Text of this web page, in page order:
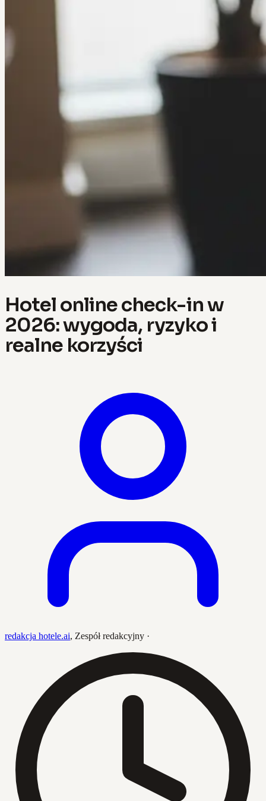
Hotel online check-in w
2026: wygoda, ryzyko i
realne korzyści
redakcja hotele.ai, Zespół redakcyjny ·